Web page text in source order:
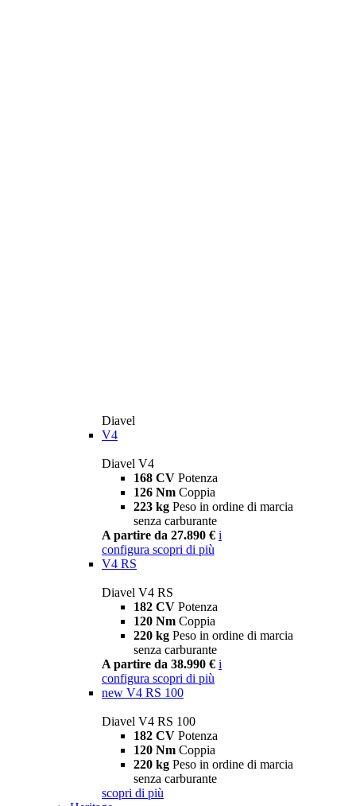
Diavel
V4
Diavel V4
168 CV Potenza
126 Nm Coppia
223 kg Peso in ordine di marcia
senza carburante
A partire da 27.890 € i
configura scopri di più
V4 RS
Diavel V4 RS
182 CV Potenza
120 Nm Coppia
220 kg Peso in ordine di marcia
senza carburante
A partire da 38.990 € i
configura scopri di più
new V4 RS 100
Diavel V4 RS 100
182 CV Potenza
120 Nm Coppia
220 kg Peso in ordine di marcia
senza carburante
scopri di più